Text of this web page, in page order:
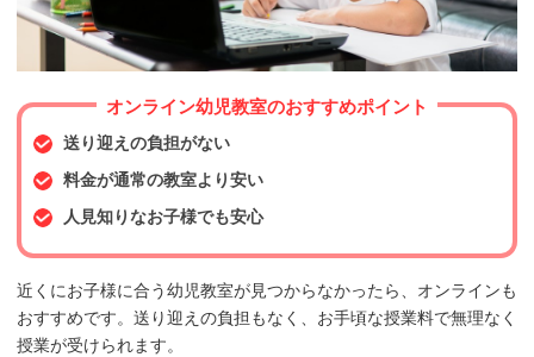
オンライン幼児教室のおすすめポイント
送り迎えの負担がない
料金が通常の教室より安い
人見知りなお子様でも安心
近くにお子様に合う幼児教室が見つからなかったら、オンラインも
おすすめです。送り迎えの負担もなく、お手頃な授業料で無理なく
授業が受けられます。